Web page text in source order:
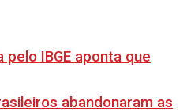
pelo IBGE aponta que
abandonaram as